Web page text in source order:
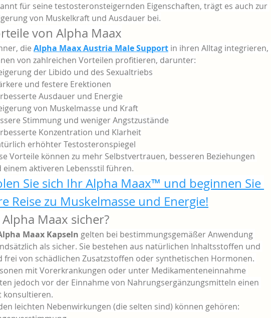
für seine testosteronsteigernden Eigenschaften, trägt es auch zur
von Muskelkraft und Ausdauer bei.
von Alpha Maax
die Alpha Maax Austria Male Support in ihren Alltag integrieren,
von zahlreichen Vorteilen profitieren, darunter:
der Libido und des Sexualtriebs
und festere Erektionen
Ausdauer und Energie
von Muskelmasse und Kraft
Stimmung und weniger Angstzustände
Konzentration und Klarheit
erhöhter Testosteronspiegel
Vorteile können zu mehr Selbstvertrauen, besseren Beziehungen
einem aktiveren Lebensstil führen.
Sie sich Ihr Alpha Maax™ und beginnen Sie
Reise zu Muskelmasse und Energie!
Alpha Maax sicher?
Maax Kapseln gelten bei bestimmungsgemäßer Anwendung
als sicher. Sie bestehen aus natürlichen Inhaltsstoffen und
frei von schädlichen Zusatzstoffen oder synthetischen Hormonen.
mit Vorerkrankungen oder unter Medikamenteneinnahme
jedoch vor der Einnahme von Nahrungsergänzungsmitteln einen
konsultieren.
leichten Nebenwirkungen (die selten sind) können gehören: